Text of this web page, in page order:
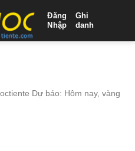
Đăng
Nhập
Ghi
danh
Dự báo: Hôm nay, vàng